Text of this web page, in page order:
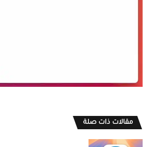
مقالات ذات صلة